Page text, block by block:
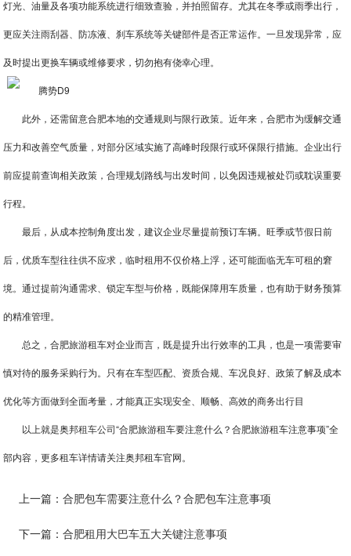
灯光、油量及各项功能系统进行细致查验，并拍照留存。尤其在冬季或雨季出行，
更应关注雨刮器、防冻液、刹车系统等关键部件是否正常运作。一旦发现异常，应
及时提出更换车辆或维修要求，切勿抱有侥幸心理。
此外，还需留意合肥本地的交通规则与限行政策。近年来，合肥市为缓解交通
压力和改善空气质量，对部分区域实施了高峰时段限行或环保限行措施。企业出行
前应提前查询相关政策，合理规划路线与出发时间，以免因违规被处罚或耽误重要
行程。
最后，从成本控制角度出发，建议企业尽量提前预订车辆。旺季或节假日前
后，优质车型往往供不应求，临时租用不仅价格上浮，还可能面临无车可租的窘
境。通过提前沟通需求、锁定车型与价格，既能保障用车质量，也有助于财务预算
的精准管理。
总之，合肥旅游租车对企业而言，既是提升出行效率的工具，也是一项需要审
慎对待的服务采购行为。只有在车型匹配、资质合规、车况良好、政策了解及成本
优化等方面做到全面考量，才能真正实现安全、顺畅、高效的商务出行目
以上就是奥邦租车公司“合肥旅游租车要注意什么？合肥旅游租车注意事项”全
部内容，更多租车详情请关注奥邦租车官网。
上一篇：合肥包车需要注意什么？合肥包车注意事项
下一篇：合肥租用大巴车五大关键注意事项